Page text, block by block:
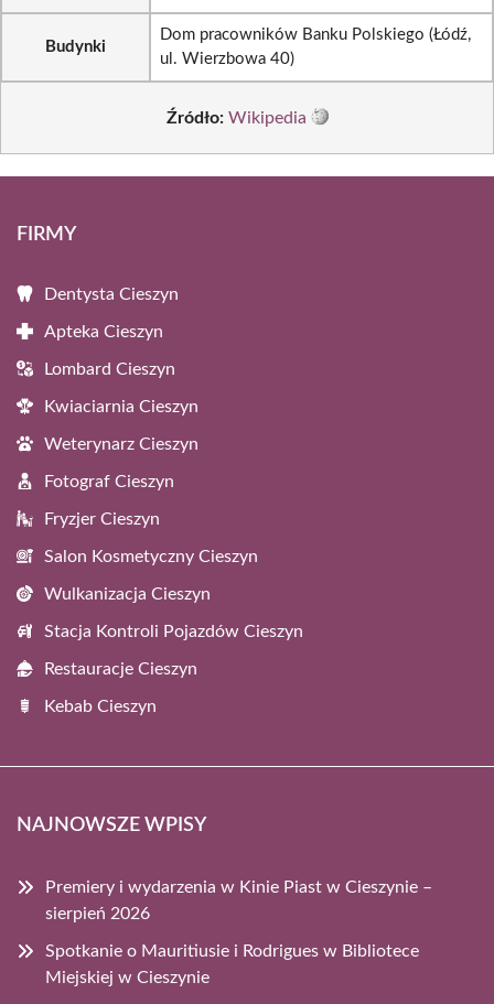
Budynki
Dom pracowników Banku Polskiego (Łódź,
ul. Wierzbowa 40)
Źródło: Wikipedia
FIRMY
Dentysta Cieszyn
Apteka Cieszyn
Lombard Cieszyn
Kwiaciarnia Cieszyn
Weterynarz Cieszyn
Fotograf Cieszyn
Fryzjer Cieszyn
Salon Kosmetyczny Cieszyn
Wulkanizacja Cieszyn
Stacja Kontroli Pojazdów Cieszyn
Restauracje Cieszyn
Kebab Cieszyn
NAJNOWSZE WPISY
Premiery i wydarzenia w Kinie Piast w Cieszynie –
sierpień 2026
Spotkanie o Mauritiusie i Rodrigues w Bibliotece
Miejskiej w Cieszynie